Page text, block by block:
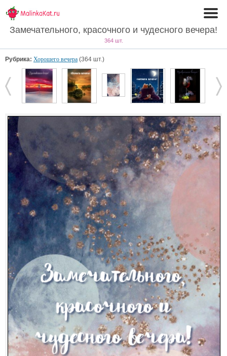
Замечательного, красочного и чудесного вечера!
364 шт.
Рубрика: Хорошего вечера (364 шт.)